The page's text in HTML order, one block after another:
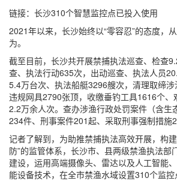
链接：长沙310个智慧监控点已投入使用
2021年以来，长沙始终以“零容忍”的态度，
为。
截至目前，长沙共开展禁捕执法巡查、检查
查、执法行动635次，出动巡查、执法人员
5.4万台次、执法船艇3296艘次，清理取缔涉
违规网具2790张顶，收缴垂钓工具1616个、
2.2万余人次。查办涉渔行政处罚案件（含生
234件、刑事案件201起、采取刑事强制措施
记者了解到，为助推禁捕执法高效开展，构
防”的监管体系，长沙市、县两级禁渔执法部
建设，运用高端摄像头、雷达以及人工智能
能设备技术，在全市禁渔水域设置310个监控